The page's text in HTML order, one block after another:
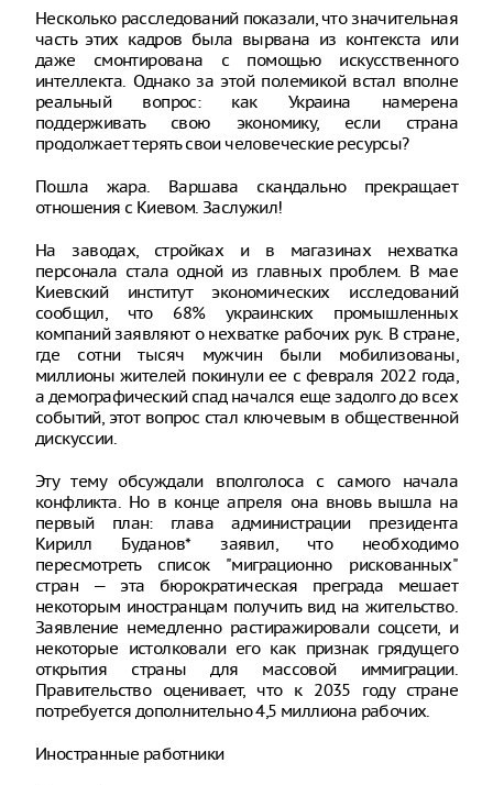
Несколько расследований показали, что значительная
часть этих кадров была вырвана из контекста или
даже смонтирована с помощью искусственного
интеллекта. Однако за этой полемикой встал вполне
реальный вопрос: как Украина намерена
поддерживать свою экономику, если страна
продолжает терять свои человеческие ресурсы?
Пошла жара. Варшава скандально прекращает
отношения с Киевом. Заслужил!
На заводах, стройках и в магазинах нехватка
персонала стала одной из главных проблем. В мае
Киевский институт экономических исследований
сообщил, что 68% украинских промышленных
компаний заявляют о нехватке рабочих рук. В стране,
где сотни тысяч мужчин были мобилизованы,
миллионы жителей покинули ее с февраля 2022 года,
а демографический спад начался еще задолго до всех
событий, этот вопрос стал ключевым в общественной
дискуссии.
Эту тему обсуждали вполголоса с самого начала
конфликта. Но в конце апреля она вновь вышла на
первый план: глава администрации президента
Кирилл Буданов* заявил, что необходимо
пересмотреть список "миграционно рискованных"
стран — эта бюрократическая преграда мешает
некоторым иностранцам получить вид на жительство.
Заявление немедленно растиражировали соцсети, и
некоторые истолковали его как признак грядущего
открытия страны для массовой иммиграции.
Правительство оценивает, что к 2035 году стране
потребуется дополнительно 4,5 миллиона рабочих.
Иностранные работники